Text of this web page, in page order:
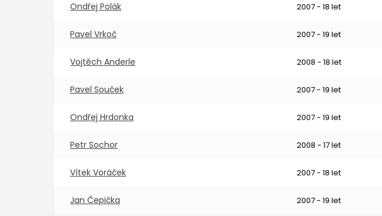
Ondřej Polák 2007 - 18 let
Pavel Vrkoč 2007 - 19 let
Vojtěch Anderle 2008 - 18 let
Pavel Souček 2007 - 19 let
Ondřej Hrdonka 2007 - 19 let
Petr Sochor 2008 - 17 let
Vítek Voráček 2007 - 18 let
Jan Čepička 2007 - 19 let